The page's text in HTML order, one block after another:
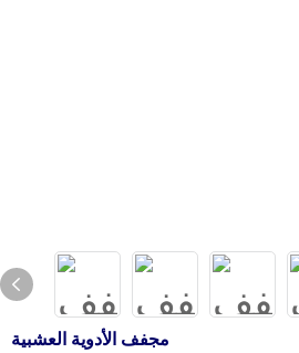
مجفف الأدوية العشبية